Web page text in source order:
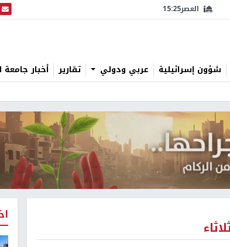
العصر15:25
شؤون إسرائيلية عربي ودولي تقارير أخبار جامعة